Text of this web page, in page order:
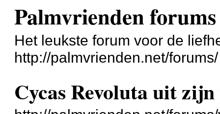
Palmvrienden forums
Het leukste forum voor de
http://palmvrienden.net/forums/
Cycas Revoluta uit